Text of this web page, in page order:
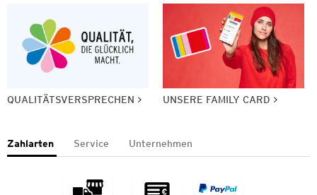
QUALITÄTSVERSPRECHEN UNSERE FAMILY CARD
Zahlarten Service Unternehmen